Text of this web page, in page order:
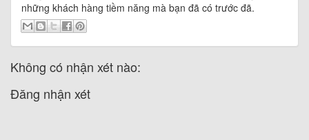
những khách hàng tiềm năng mà bạn đã có trước đã.
Không có nhận xét nào:
Đăng nhận xét